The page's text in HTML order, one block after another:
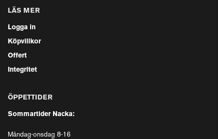
LÄS MER
Logga in
Köpvillkor
Offert
Integritet
ÖPPETTIDER
Sommartider Nacka:
Måndag-onsdag 8-16